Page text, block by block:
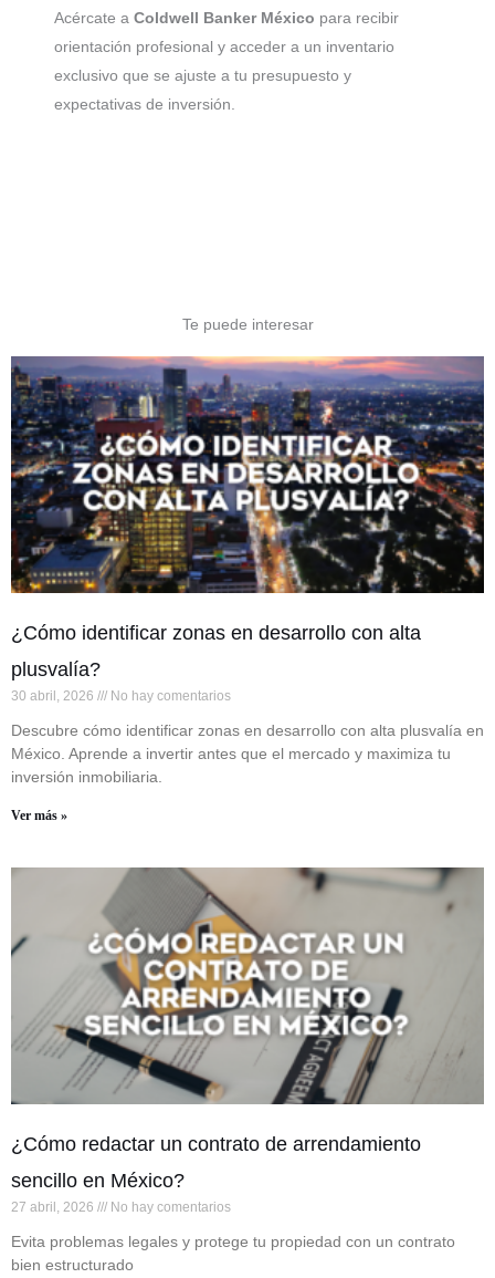
Acércate a Coldwell Banker México para recibir
orientación profesional y acceder a un inventario
exclusivo que se ajuste a tu presupuesto y
expectativas de inversión.
Te puede interesar
¿Cómo identificar zonas en desarrollo con alta
plusvalía?
30 abril, 2026 No hay comentarios
Descubre cómo identificar zonas en desarrollo con alta plusvalía en
México. Aprende a invertir antes que el mercado y maximiza tu
inversión inmobiliaria.
Ver más »
¿Cómo redactar un contrato de arrendamiento
sencillo en México?
27 abril, 2026 No hay comentarios
Evita problemas legales y protege tu propiedad con un contrato
bien estructurado